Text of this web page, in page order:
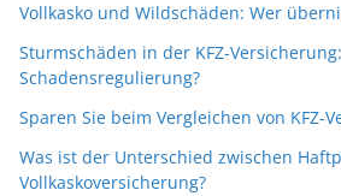
Vollkasko und Wildschäden: Wer
Sturmschäden in der KFZ-
Schadensregulierung?
Sparen Sie beim Vergleichen von KFZ-
Was ist der Unterschied zwischen
Vollkaskoversicherung?